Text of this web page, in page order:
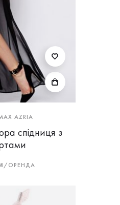
AZRIA
спідниця з
ОРЕНДА